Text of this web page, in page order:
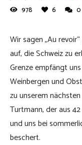
978 6 0
Wir sagen „Au
auf, die Schweiz zu
Grenze empfängt
Weinbergen und
zu unserem
Turtmann, der aus
und uns bei
beschert.